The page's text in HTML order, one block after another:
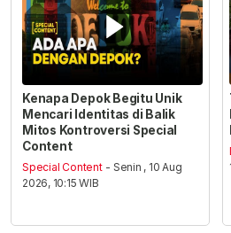
Kenapa Depok Begitu Unik
Mencari Identitas di Balik
Mitos Kontroversi Special
Content
Special Content - Senin , 10 Aug
2026, 10:15 WIB